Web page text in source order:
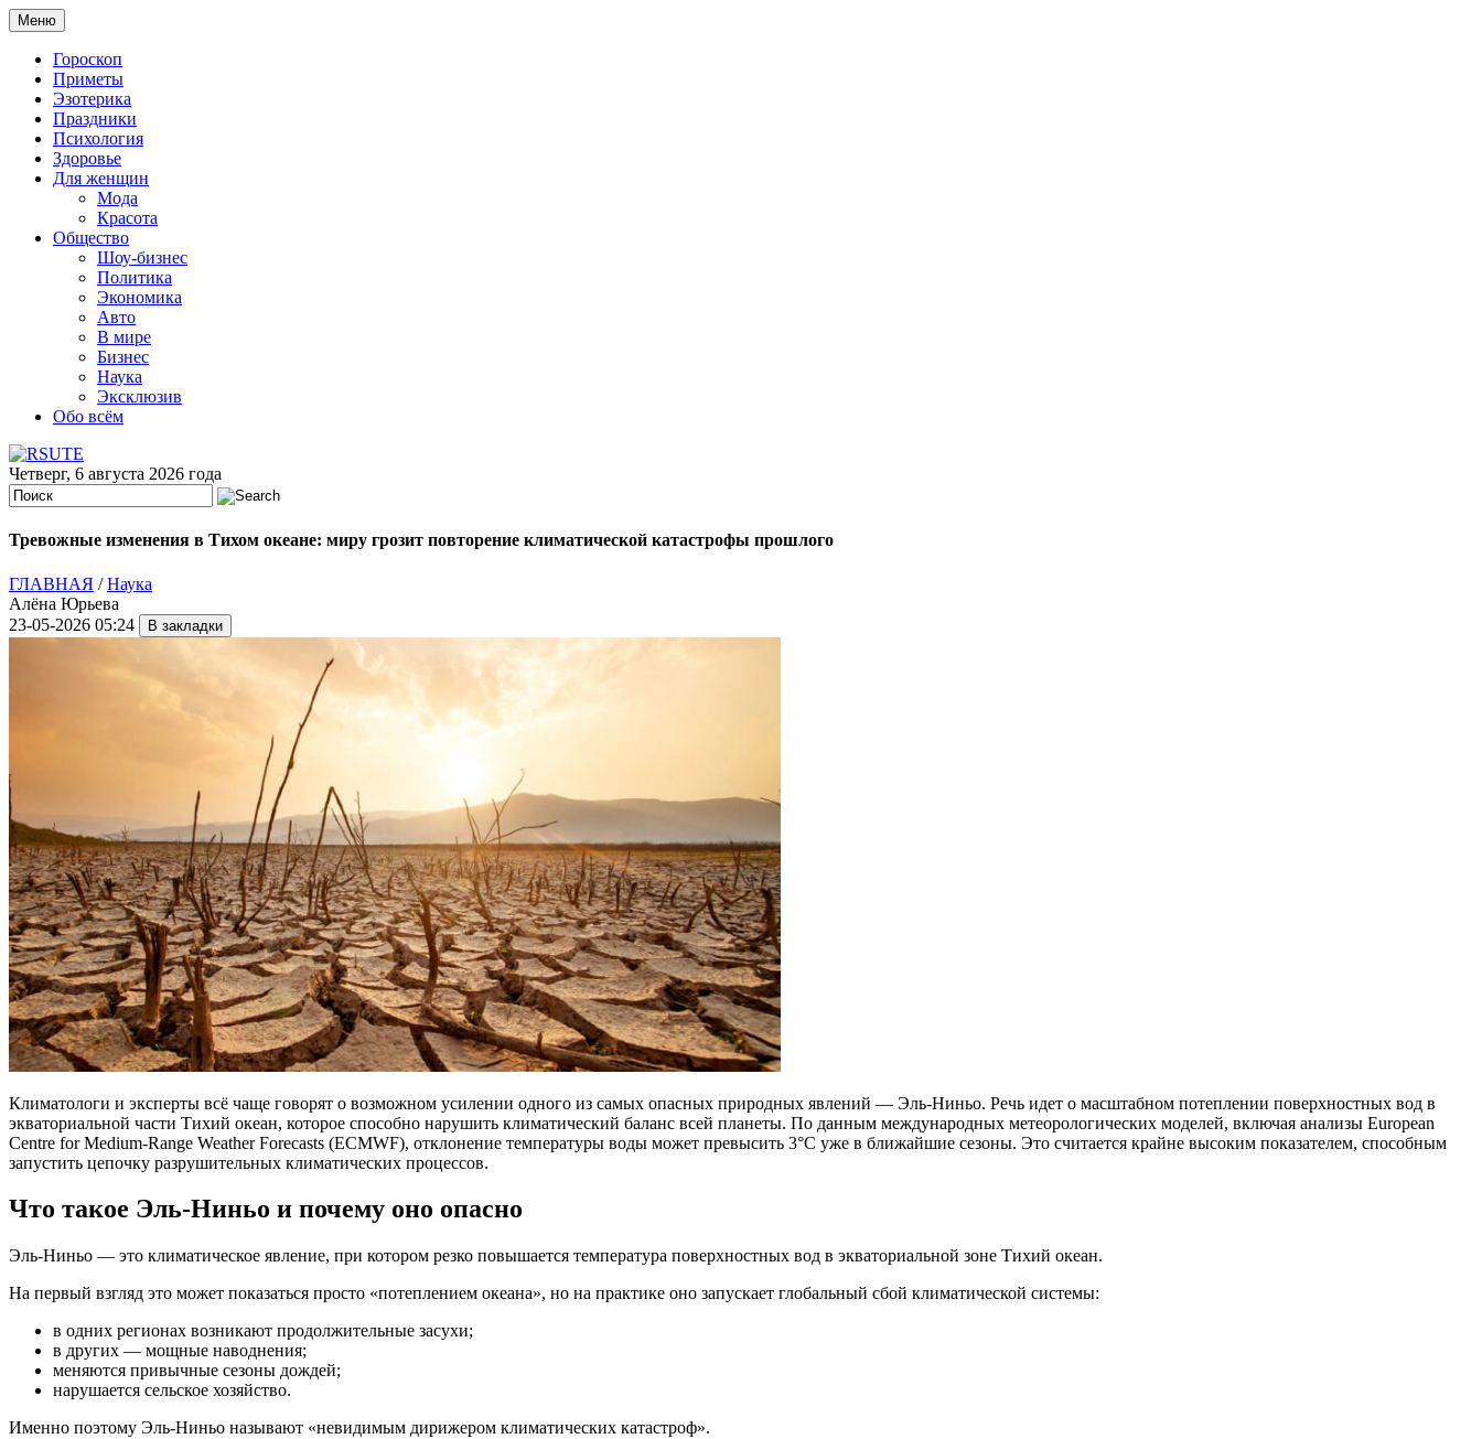
Меню
Гороскоп
Приметы
Эзотерика
Праздники
Психология
Здоровье
Для женщин
Мода
Красота
Общество
Шоу-бизнес
Политика
Экономика
Авто
В мире
Бизнес
Наука
Эксклюзив
Обо всём
Четверг, 6 августа 2026 года
Тревожные изменения в Тихом океане: миру грозит повторение климатической катастрофы прошлого
ГЛАВНАЯ /Наука
Алёна Юрьева
23-05-2026 05:24
Климатологи и эксперты всё чаще говорят о возможном усилении одного из самых опасных природных явлений — Эль-Ниньо. Речь идет о масштабном потеплении поверхностных вод в
экваториальной части Тихий океан, которое способно нарушить климатический баланс всей планеты. По данным международных метеорологических моделей, включая анализы European
Centre for Medium-Range Weather Forecasts (ECMWF), отклонение температуры воды может превысить 3°C уже в ближайшие сезоны. Это считается крайне высоким показателем, способным
запустить цепочку разрушительных климатических процессов.
Что такое Эль-Ниньо и почему оно опасно
Эль-Ниньо — это климатическое явление, при котором резко повышается температура поверхностных вод в экваториальной зоне Тихий океан.
На первый взгляд это может показаться просто «потеплением океана», но на практике оно запускает глобальный сбой климатической системы:
в одних регионах возникают продолжительные засухи;
в других — мощные наводнения;
меняются привычные сезоны дождей;
нарушается сельское хозяйство.
Именно поэтому Эль-Ниньо называют «невидимым дирижером климатических катастроф».